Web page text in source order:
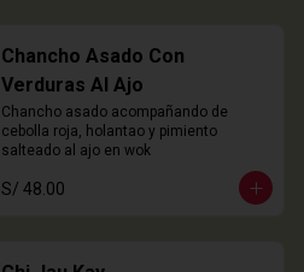
Chancho Asado Con
Verduras Al Ajo
Chancho asado acompañando de
cebolla roja, holantao y pimiento
salteado al ajo en wok
S/ 48.00